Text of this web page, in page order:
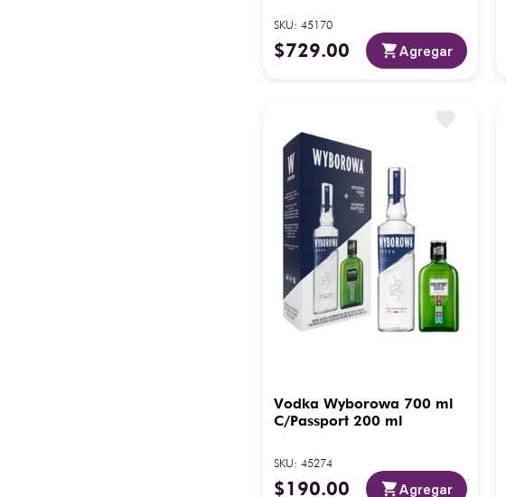
SKU:45170
$729.00 Agregar
Vodka Wyborowa 700 ml
C/Passport 200 ml
SKU:45274
$190.00 Agregar